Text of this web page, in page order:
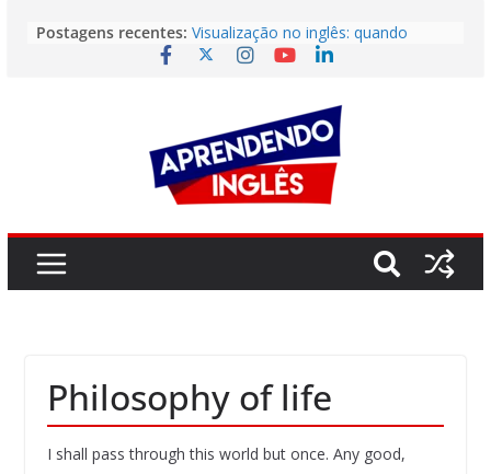
para
Postagens recentes: Visualização no inglês: quando
imaginar vale quase tanto quanto
Como Aprender Inglês Como Uma
Criança
O erro invisível que está travando
sua fluência (e não é a gramática)
O maior bloqueio emocional que
Philosophy of life
I shall pass through this world but once. Any good,